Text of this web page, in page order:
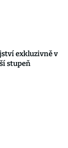
exkluzivně v
stupeň